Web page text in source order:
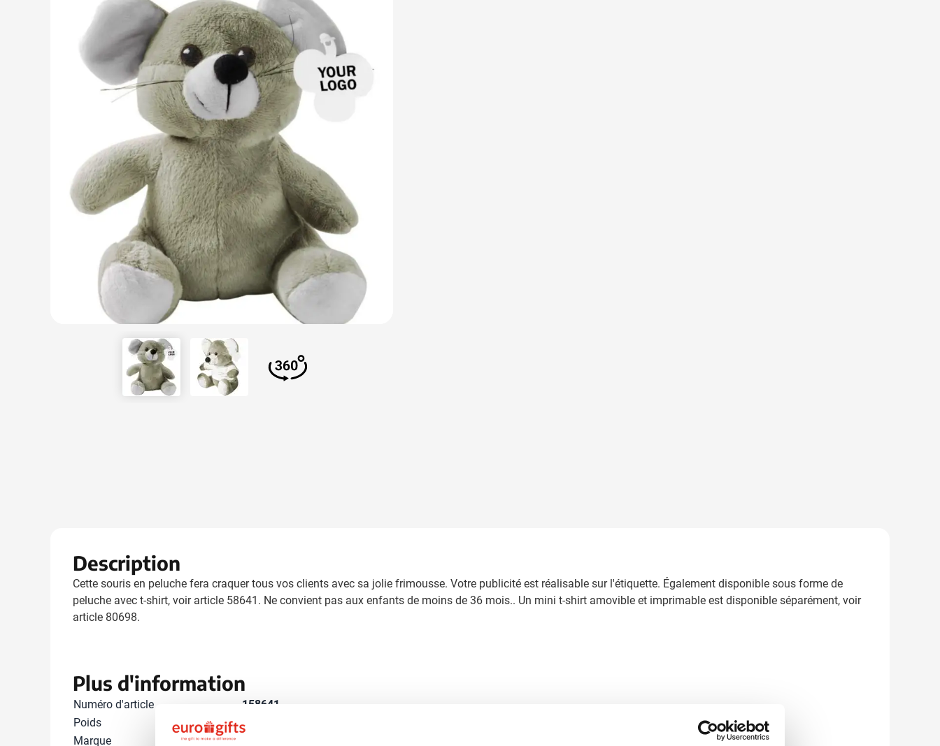
Boissons
Afficher le sous-menu pour la catégorie Boissons
Alimentation & boissons
Afficher le sous-menu pour la catégorie Alimentation & boissons
Maison & bien-être
Afficher le sous-menu pour la catégorie Maison & bien-être
Outillage & lampes
Afficher le sous-menu pour la catégorie Outillage & lampes
Afficher le sous-menu pour la catégorie Sécurité
Afficher le sous-menu pour la catégorie Enfants
Inspiration
Afficher le sous-menu pour la catégorie Inspiration
Promotions & coup de cœur
Afficher le sous-menu pour la catégorie Promotions & coup de cœur
View larger imageView larger image
Description
Cette souris en peluche fera craquer tous vos clients avec sa jolie frimousse. Votre publicité est réalisable sur l'étiquette. Également disponible sous forme de
peluche avec t-shirt, voir article 58641. Ne convient pas aux enfants de moins de 36 mois.. Un mini t-shirt amovible et imprimable est disponible séparément, voir
article 80698.
Plus d'information
Numéro d'article
158641
Poids
82 gramme(s)
Marque